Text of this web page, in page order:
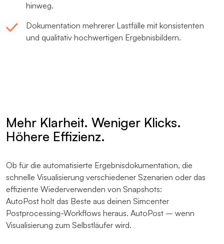
hinweg.
Dokumentation mehrerer Lastfälle mit konsistenten
und qualitativ hochwertigen Ergebnisbildern.
Mehr Klarheit. Weniger Klicks.
Höhere Effizienz.
Ob für die automatisierte Ergebnisdokumentation, die
schnelle Visualisierung verschiedener Szenarien oder das
effiziente Wiederverwenden von Snapshots:
AutoPost holt das Beste aus deinen Simcenter
Postprocessing-Workflows heraus. AutoPost – wenn
Visualisierung zum Selbstläufer wird.